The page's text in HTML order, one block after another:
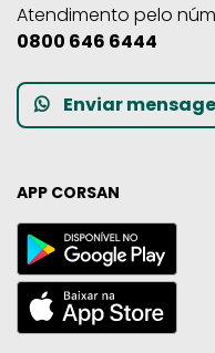
Atendimento pelo
0800 646 6444
Enviar
APP CORSAN